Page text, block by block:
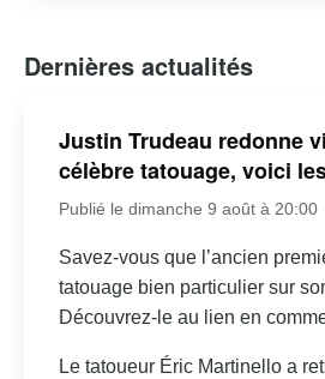
Dernières actualités
Justin Trudeau redonne
célèbre tatouage, voici
Publié le dimanche 9 août à 20:00
Savez-vous que l’ancien
tatouage bien particulier sur
Découvrez-le au lien en
Le tatoueur Éric Martinello a